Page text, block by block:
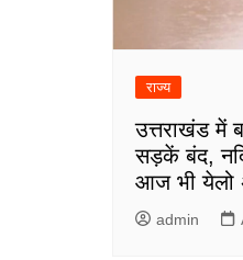
राज्य
उत्तराखंड में
सड़कें बंद,
आज भी येलो
admin